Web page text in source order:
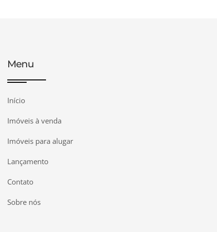
Menu
Início
Imóveis à venda
Imóveis para alugar
Lançamento
Contato
Sobre nós